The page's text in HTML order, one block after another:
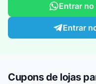
Entrar
Entrar
Cupons de lojas